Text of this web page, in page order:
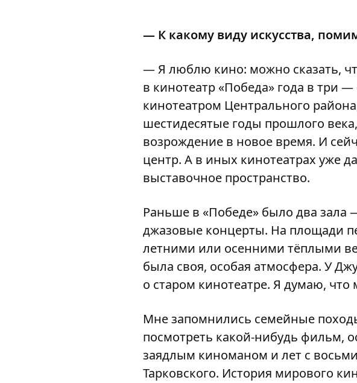
— К какому виду искусства,
— Я люблю кино: можно сказать,
в кинотеатр «Победа» года в три
кинотеатром Центрального
шестидесятые годы прошлого
возрождение в новое время. И
центр. А в иных кинотеатрах уже
выставочное пространство.
Раньше в «Победе» было два
джазовые концерты. На площади
летними или осенними тёплыми
была своя, особая атмосфера. У
о старом кинотеатре. Я думаю,
Мне запомнились семейные
посмотреть какой-нибудь фильм,
заядлым киноманом и лет с
Тарковского. История мирового